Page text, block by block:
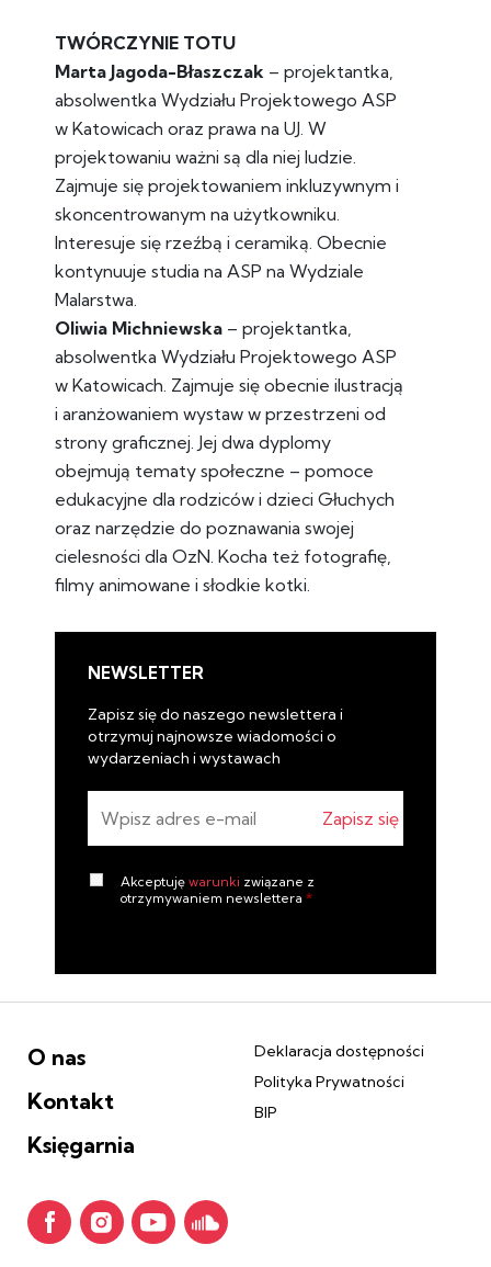
TWÓRCZYNIE TOTU
Marta Jagoda-Błaszczak – projektantka,
absolwentka Wydziału Projektowego ASP
w Katowicach oraz prawa na UJ. W
projektowaniu ważni są dla niej ludzie.
Zajmuje się projektowaniem inkluzywnym i
skoncentrowanym na użytkowniku.
Interesuje się rzeźbą i​ ceramiką. Obecnie
kontynuuje studia na ASP na Wydziale
Malarstwa.
Oliwia Michniewska – projektantka,
absolwentka Wydziału Projektowego ASP
w Katowicach. Zajmuje się obecnie ilustracją
i aranżowaniem wystaw w przestrzeni od
strony graficznej. Jej dwa dyplomy
obejmują tematy społeczne – pomoce
edukacyjne dla rodziców i dzieci Głuchych
oraz narzędzie do poznawania swojej
cielesności dla OzN. Kocha też fotografię,
filmy animowane i słodkie kotki.
NEWSLETTER
Zapisz się do naszego newslettera i
otrzymuj najnowsze wiadomości o
wydarzeniach i wystawach
Akceptuję warunki związane z
otrzymywaniem newslettera *
Korfantego 6, 40-004 Katowice posługująca się
elektronicznej w celu przesyłania mi odpowiedzi
na zadane pytanie, stosownie do treści przepisu
art. 10 ust. 1 i 2 ustawy o świadczeniu usług drogą
elektroniczną. Zostałem pouczony przez
Administratora danych, że obowiązek
przez niego wypełniony w zakładce Polityka
O nas
Kontakt
Księgarnia
Deklaracja dostępności
Polityka Prywatności
BIP